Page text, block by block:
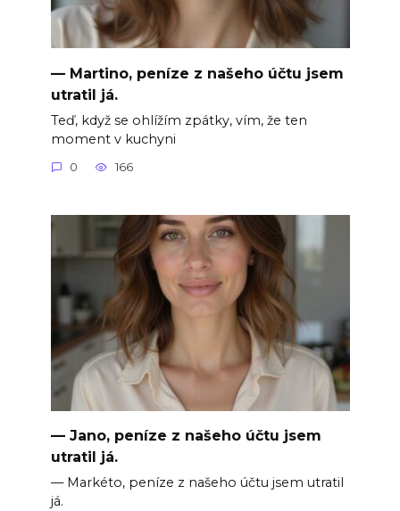
— Martino, peníze z našeho účtu jsem
utratil já.
Teď, když se ohlížím zpátky, vím, že ten
moment v kuchyni
0 166
— Jano, peníze z našeho účtu jsem
utratil já.
— Markéto, peníze z našeho účtu jsem utratil
já.